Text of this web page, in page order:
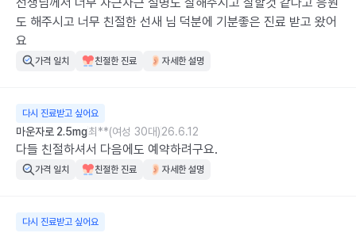
도 해주시고 너무 친절한 선새 님 덕분에 기분좋은 진료 받고 왔어
요
가격 일치 친절한 진료 자세한 설명
다시 진료받고 싶어요
마운자로 2.5mg최**(여성 30대)26.6.12
다들 친절하셔서 다음에도 예약하려구요.
가격 일치 친절한 진료 자세한 설명
다시 진료받고 싶어요